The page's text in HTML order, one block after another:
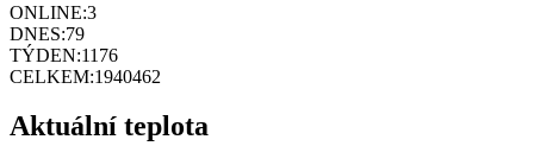
ONLINE:3
DNES:79
TÝDEN:1176
CELKEM:1940462
Aktuální teplota